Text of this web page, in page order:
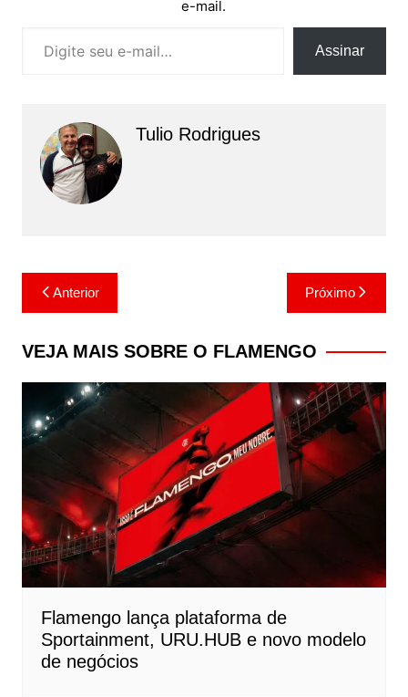
e-mail.
Assinar
Tulio Rodrigues
Navegação
de
Post
Anterior Próximo
VEJA MAIS SOBRE O FLAMENGO
Flamengo lança plataforma de
Sportainment, URU.HUB e novo modelo
de negócios